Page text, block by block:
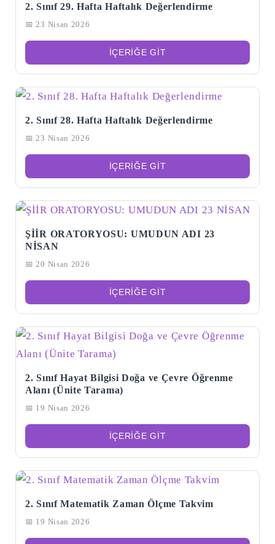
2. Sınıf 29. Hafta Haftalık Değerlendirme
📅 23 Nisan 2026
İÇERIĞE GIT
2. Sınıf 28. Hafta Haftalık Değerlendirme
📅 23 Nisan 2026
İÇERIĞE GIT
ŞİİR ORATORYOSU: UMUDUN ADI 23
NİSAN
📅 20 Nisan 2026
İÇERIĞE GIT
2. Sınıf Hayat Bilgisi Doğa ve Çevre Öğrenme
Alanı (Ünite Tarama)
📅 19 Nisan 2026
İÇERIĞE GIT
2. Sınıf Matematik Zaman Ölçme Takvim
📅 19 Nisan 2026